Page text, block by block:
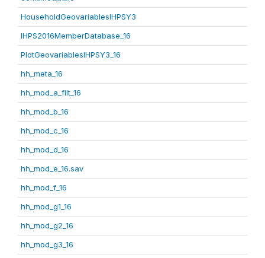
HouseholdGeovariablesIHPSY3
IHPS2016MemberDatabase_16
PlotGeovariablesIHPSY3_16
hh_meta_16
hh_mod_a_filt_16
hh_mod_b_16
hh_mod_c_16
hh_mod_d_16
hh_mod_e_16.sav
hh_mod_f_16
hh_mod_g1_16
hh_mod_g2_16
hh_mod_g3_16